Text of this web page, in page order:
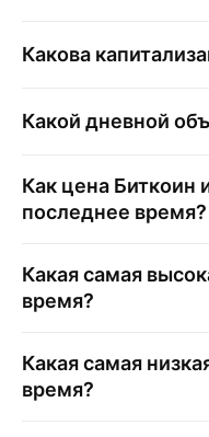
Какова
Какой дневной
Как цена Биткоин
последнее время?
Какая самая
время?
Какая самая
время?